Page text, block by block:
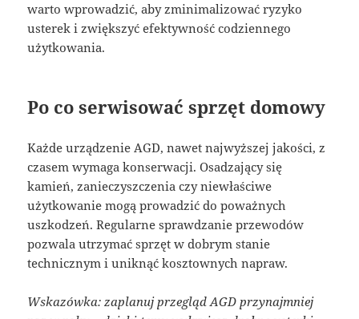
warto wprowadzić, aby zminimalizować ryzyko
usterek i zwiększyć efektywność codziennego
użytkowania.
Po co serwisować sprzęt domowy
Każde urządzenie AGD, nawet najwyższej jakości, z
czasem wymaga konserwacji. Osadzający się
kamień, zanieczyszczenia czy niewłaściwe
użytkowanie mogą prowadzić do poważnych
uszkodzeń. Regularne sprawdzanie przewodów
pozwala utrzymać sprzęt w dobrym stanie
technicznym i uniknąć kosztownych napraw.
Wskazówka: zaplanuj przegląd AGD przynajmniej